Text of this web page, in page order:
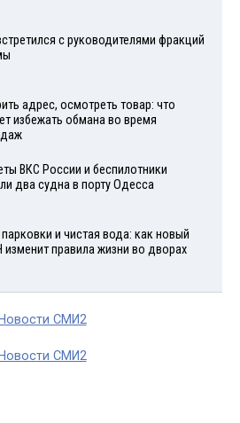
с руководителями фракций
адрес, осмотреть товар: что
избежать обмана во время
ВКС России и беспилотники
два судна в порту Одесса
и чистая вода: как новый
изменит правила жизни во дворах
Новости СМИ2
Новости СМИ2